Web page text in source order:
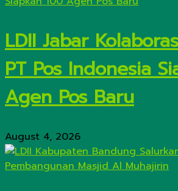
LDII Jabar
PT Pos Indonesia
Agen Pos Baru
August 4, 2026